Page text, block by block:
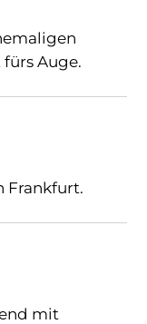
Auge.
Frankfurt.
mit